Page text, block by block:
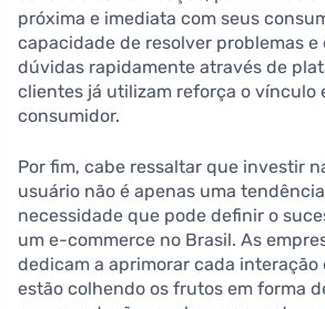
próxima e imediata com seus
capacidade de resolver problemas e
dúvidas rapidamente através de
clientes já utilizam reforça o vínculo
consumidor.
Por fim, cabe ressaltar que investir
usuário não é apenas uma
necessidade que pode definir o
um e-commerce no Brasil. As
dedicam a aprimorar cada interação
estão colhendo os frutos em forma